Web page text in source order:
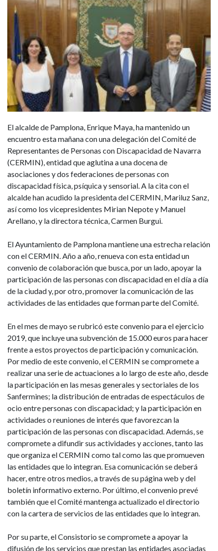
El alcalde de Pamplona, Enrique Maya, ha mantenido un
encuentro esta mañana con una delegación del Comité de
Representantes de Personas con Discapacidad de Navarra
(CERMIN), entidad que aglutina a una docena de
asociaciones y dos federaciones de personas con
discapacidad física, psíquica y sensorial. A la cita con el
alcalde han acudido la presidenta del CERMIN, Mariluz Sanz,
así como los vicepresidentes Mirian Nepote y Manuel
Arellano, y la directora técnica, Carmen Burgui.
El Ayuntamiento de Pamplona mantiene una estrecha relación
con el CERMIN. Año a año, renueva con esta entidad un
convenio de colaboración que busca, por un lado, apoyar la
participación de las personas con discapacidad en el día a día
de la ciudad y, por otro, promover la comunicación de las
actividades de las entidades que forman parte del Comité.
En el mes de mayo se rubricó este convenio para el ejercicio
2019, que incluye una subvención de 15.000 euros para hacer
frente a estos proyectos de participación y comunicación.
Por medio de este convenio, el CERMIN se compromete a
realizar una serie de actuaciones a lo largo de este año, desde
la participación en las mesas generales y sectoriales de los
Sanfermines; la distribución de entradas de espectáculos de
ocio entre personas con discapacidad; y la participación en
actividades o reuniones de interés que favorezcan la
participación de las personas con discapacidad. Además, se
compromete a difundir sus actividades y acciones, tanto las
que organiza el CERMIN como tal como las que promueven
las entidades que lo integran. Esa comunicación se deberá
hacer, entre otros medios, a través de su página web y del
boletín informativo externo. Por último, el convenio prevé
también que el Comité mantenga actualizado el directorio
con la cartera de servicios de las entidades que lo integran.
Por su parte, el Consistorio se compromete a apoyar la
difusión de los servicios que prestan las entidades asociadas